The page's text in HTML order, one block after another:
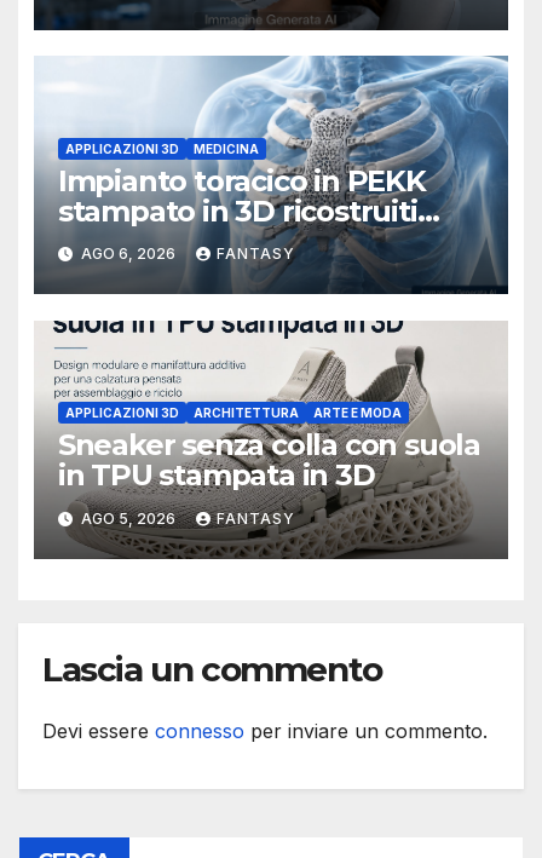
APPLICAZIONI 3D MEDICINA
Impianto toracico in PEKK
stampato in 3D ricostruiti
sterno e costole dopo un
tumore raro
AGO 6, 2026 FANTASY
APPLICAZIONI 3D ARCHITETTURA ARTE E MODA
Sneaker senza colla con suola
in TPU stampata in 3D
AGO 5, 2026 FANTASY
Lascia un commento
Devi essere connesso per inviare un commento.